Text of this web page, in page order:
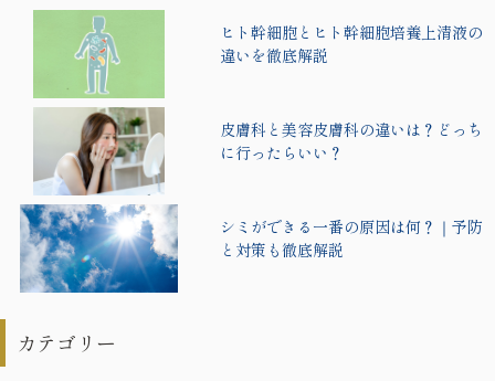
ヒト幹細胞とヒト幹細胞培養上清液の
違いを徹底解説
皮膚科と美容皮膚科の違いは？どっち
に行ったらいい？
シミができる一番の原因は何？｜予防
と対策も徹底解説
カテゴリー